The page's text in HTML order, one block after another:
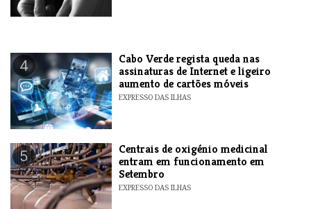
4
Cabo Verde regista queda nas
assinaturas de Internet e ligeiro
aumento de cartões móveis
EXPRESSO DAS ILHAS
5
Centrais de oxigénio medicinal
entram em funcionamento em
Setembro
EXPRESSO DAS ILHAS